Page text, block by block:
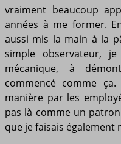
vraiment beaucoup
années à me former.
aussi mis la main à la
simple observateur,
mécanique, à
commencé comme
manière par les
pas là comme un
que je faisais également